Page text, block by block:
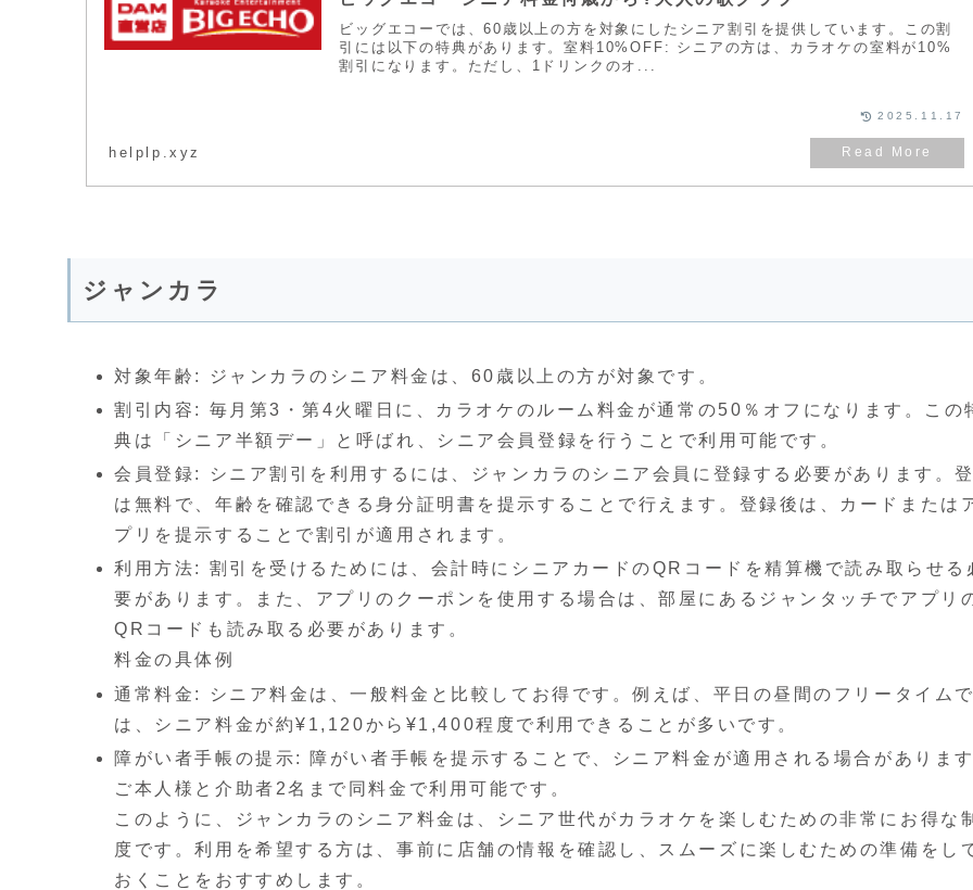
ビッグエコーでは、60歳以上の方を対象にしたシニア割引を提供しています。この割
引には以下の特典があります。室料10%OFF: シニアの方は、カラオケの室料が10%
割引になります。ただし、1ドリンクのオ...
helplp.xyz
2025.11.17
ジャンカラ
対象年齢: ジャンカラのシニア料金は、60歳以上の方が対象です。
割引内容: 毎月第3・第4火曜日に、カラオケのルーム料金が通常の50％オフになります。この
典は「シニア半額デー」と呼ばれ、シニア会員登録を行うことで利用可能です。
会員登録: シニア割引を利用するには、ジャンカラのシニア会員に登録する必要があります。
は無料で、年齢を確認できる身分証明書を提示することで行えます。登録後は、カードまたは
プリを提示することで割引が適用されます。
利用方法: 割引を受けるためには、会計時にシニアカードのQRコードを精算機で読み取らせる
要があります。また、アプリのクーポンを使用する場合は、部屋にあるジャンタッチでアプリ
QRコードも読み取る必要があります。
料金の具体例
通常料金: シニア料金は、一般料金と比較してお得です。例えば、平日の昼間のフリータイム
は、シニア料金が約¥1,120から¥1,400程度で利用できることが多いです。
障がい者手帳の提示: 障がい者手帳を提示することで、シニア料金が適用される場合がありま
ご本人様と介助者2名まで同料金で利用可能です。
このように、ジャンカラのシニア料金は、シニア世代がカラオケを楽しむための非常にお得な
度です。利用を希望する方は、事前に店舗の情報を確認し、スムーズに楽しむための準備をし
おくことをおすすめします。